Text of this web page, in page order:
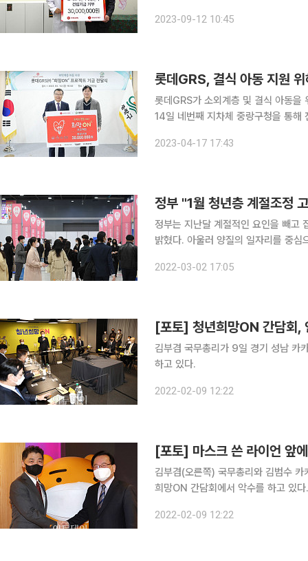
2023-09-12 10:45
롯데GRS, 결식 아동 지원
롯데GRS가 소외계층 및 결식 아동
14일 네번째 지차체 중랑구청을 통해 전달했다고 17일 밝
결식 아동들을 위한 기금을 조성하고,
2023-04-17 17:43
정부 "1월 청년층 계절조정
정부는 지난달 계절적인 요인을 빼고
밝혔다. 아울러 양질의 일자리를 중
청년층(15∼29세) 계절조정 고용률
2022-03-02 17:05
[포토] 청년희망ON 간담회,
김부겸 국무총리가 9일 경기 성남 카
하고 있다.
2022-02-09 12:22
[포토] 마스크 쓴 라이언 앞
김부겸(오른쪽) 국무총리와 김범수
희망ON 간담회에서 악수를 하고 있다.
2022-02-09 12:22